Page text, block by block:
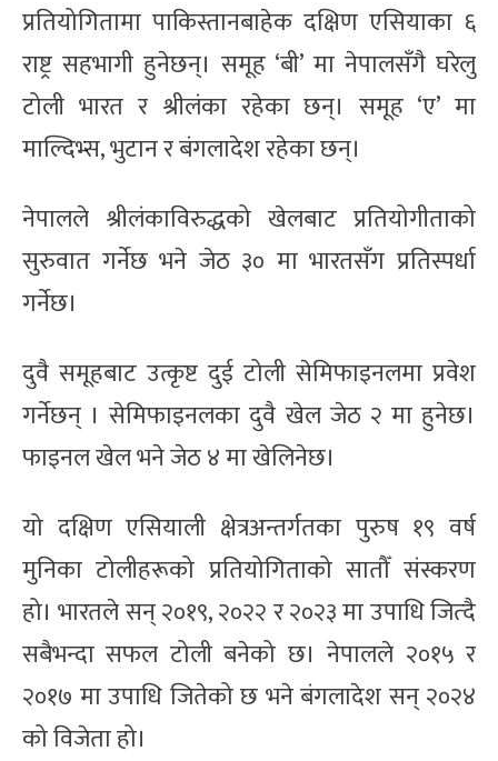
प्रतियोगितामा पाकिस्तानबाहेक दक्षिण एसियाका ६
राष्ट्र सहभागी हुनेछन्। समूह ‘बी’ मा नेपालसँगै घरेलु
टोली भारत र श्रीलंका रहेका छन्। समूह ‘ए’ मा
माल्दिभ्स, भुटान र बंगलादेश रहेका छन्।
नेपालले श्रीलंकाविरुद्धको खेलबाट प्रतियोगीताको
सुरुवात गर्नेछ भने जेठ ३० मा भारतसँग प्रतिस्पर्धा
गर्नेछ।
दुवै समूहबाट उत्कृष्ट दुई टोली सेमिफाइनलमा प्रवेश
गर्नेछन् । सेमिफाइनलका दुवै खेल जेठ २ मा हुनेछ।
फाइनल खेल भने जेठ ४ मा खेलिनेछ।
यो दक्षिण एसियाली क्षेत्रअन्तर्गतका पुरुष १९ वर्ष
मुनिका टोलीहरूको प्रतियोगिताको सातौँ संस्करण
हो। भारतले सन् २०१९, २०२२ र २०२३ मा उपाधि जित्दै
सबैभन्दा सफल टोली बनेको छ। नेपालले २०१५ र
२०१७ मा उपाधि जितेको छ भने बंगलादेश सन् २०२४
को विजेता हो।